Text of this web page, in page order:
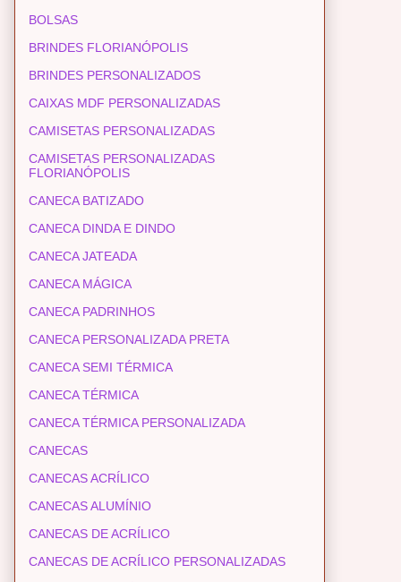
BOLSAS
BRINDES FLORIANÓPOLIS
BRINDES PERSONALIZADOS
CAIXAS MDF PERSONALIZADAS
CAMISETAS PERSONALIZADAS
CAMISETAS PERSONALIZADAS
FLORIANÓPOLIS
CANECA BATIZADO
CANECA DINDA E DINDO
CANECA JATEADA
CANECA MÁGICA
CANECA PADRINHOS
CANECA PERSONALIZADA PRETA
CANECA SEMI TÉRMICA
CANECA TÉRMICA
CANECA TÉRMICA PERSONALIZADA
CANECAS
CANECAS ACRÍLICO
CANECAS ALUMÍNIO
CANECAS DE ACRÍLICO
CANECAS DE ACRÍLICO PERSONALIZADAS